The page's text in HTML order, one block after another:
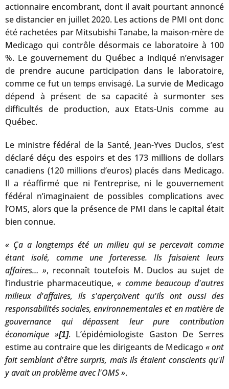
actionnaire encombrant, dont il avait pourtant annoncé
se distancier en juillet 2020. Les actions de PMI ont donc
été rachetées par Mitsubishi Tanabe, la maison-mère de
Medicago qui contrôle désormais ce laboratoire à 100
%. Le gouvernement du Québec a indiqué n’envisager
de prendre aucune participation dans le laboratoire,
comme ce fut un temps envisagé. La survie de Medicago
dépend à présent de sa capacité à surmonter ses
difficultés de production, aux Etats-Unis comme au
Québec.
Le ministre fédéral de la Santé, Jean-Yves Duclos, s’est
déclaré déçu des espoirs et des 173 millions de dollars
canadiens (120 millions d’euros) placés dans Medicago.
Il a réaffirmé que ni l’entreprise, ni le gouvernement
fédéral n’imaginaient de possibles complications avec
l’OMS, alors que la présence de PMI dans le capital était
bien connue.
« Ça a longtemps été un milieu qui se percevait comme
étant isolé, comme une forteresse. Ils faisaient leurs
affaires… », reconnaît toutefois M. Duclos au sujet de
l’industrie pharmaceutique,« comme beaucoup d'autres
milieux d'affaires, ils s'aperçoivent qu'ils ont aussi des
responsabilités sociales, environnementales et en matière de
gouvernance qui dépassent leur pure contribution
économique »[1]. L’épidémiologiste Gaston De Serres
estime au contraire que les dirigeants de Medicago « ont
fait semblant d'être surpris, mais ils étaient conscients qu'il
y avait un problème avec l'OMS ».